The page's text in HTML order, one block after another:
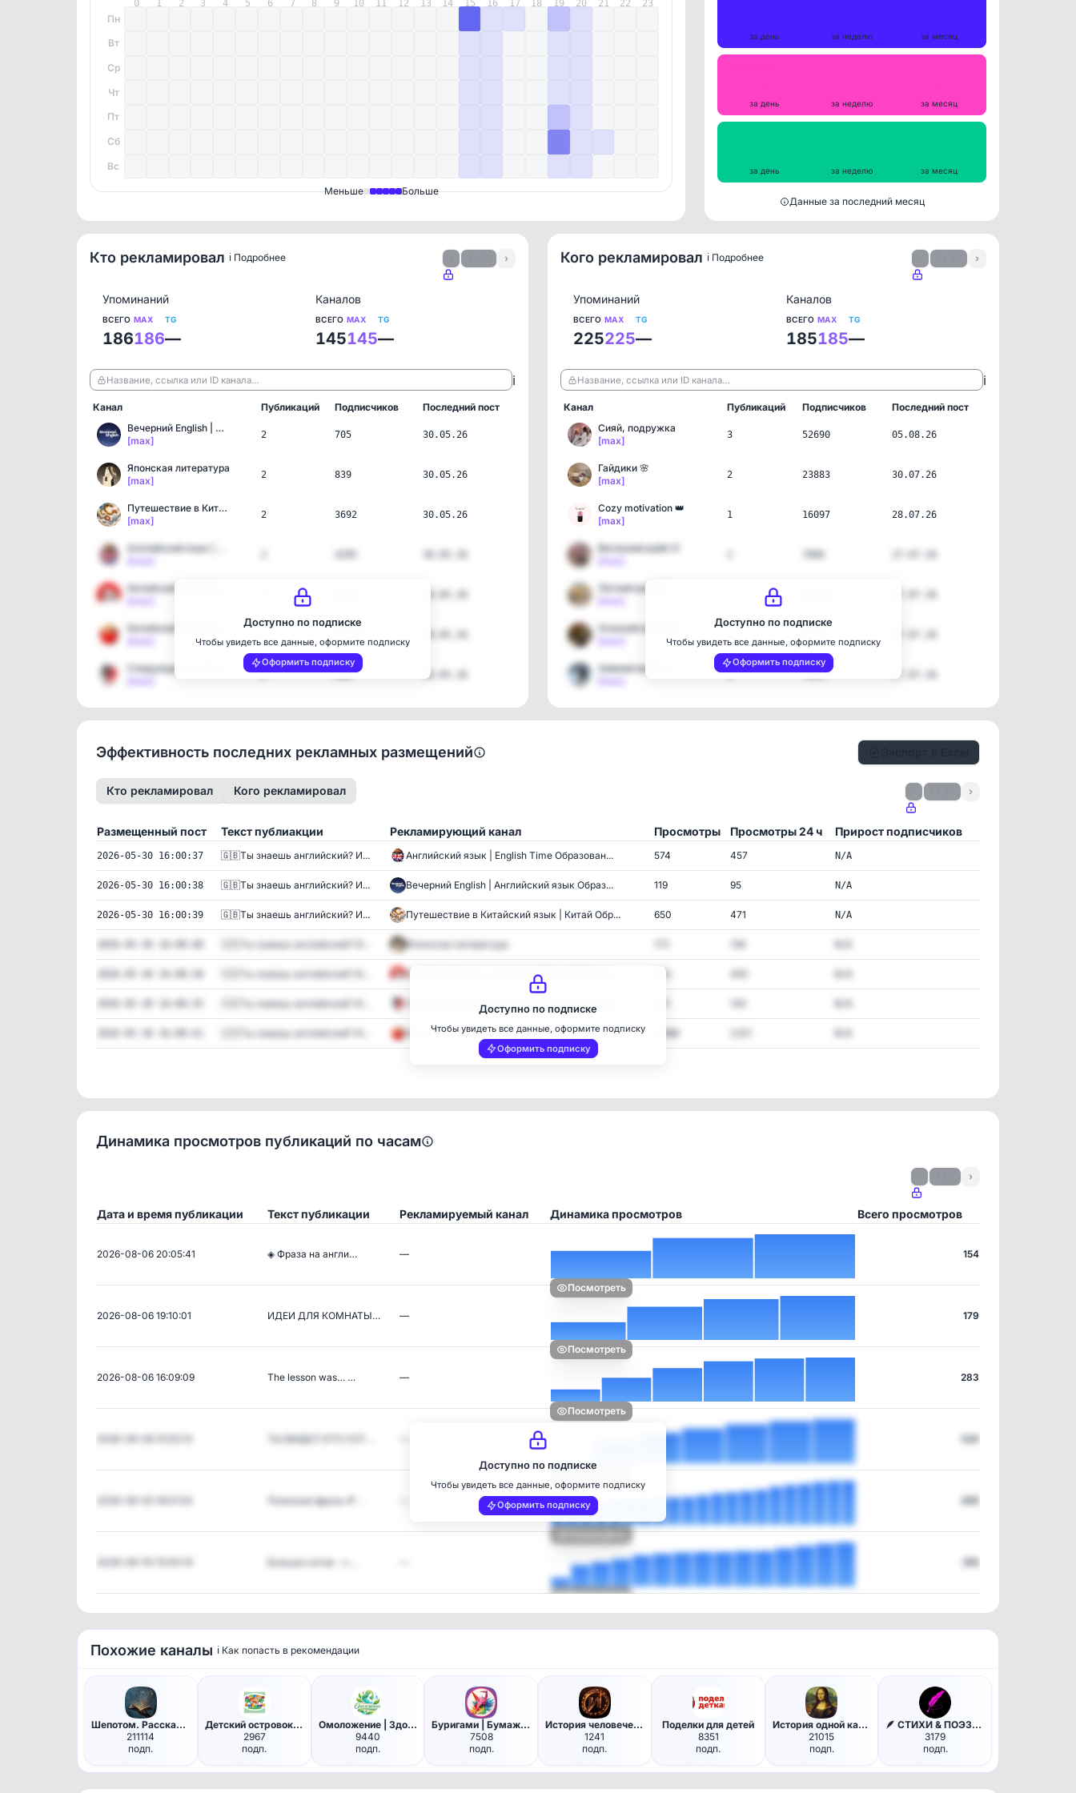
0 1 2 3 4 5 6 7 8 9 10 11 12 13 14 15 16 17 18 19 20 21 22 23
Пн
Вт
Ср
Чт
Пт
Сб
Вс
Меньше Больше
за день за неделю за месяц
за день за неделю за месяц
за день за неделю за месяц
Данные за последний месяц
Кто рекламировал ℹ️ Подробнее ›
Упоминаний
ВСЕГО
186
MAX
186
TG
—
Каналов
ВСЕГО
145
MAX
145
TG
—
Название, ссылка или ID канала… ℹ️
Канал Публикаций Подписчиков
Последний пост
Вечерний English | Англи…
[max]
2 705 30.05.26
Японская литература
[max]
2 839 30.05.26
Путешествие в Китайский …
[max]
2 3692 30.05.26
2 848 30.05.26
Доступно по подписке
Чтобы увидеть все данные, оформите подписку
Оформить подписку
Кого рекламировал ℹ️ Подробнее ›
Упоминаний
ВСЕГО
225
MAX
225
TG
—
Каналов
ВСЕГО
185
MAX
185
TG
—
Название, ссылка или ID канала… ℹ️
Канал Публикаций Подписчиков
Последний пост
Сияй, подружка
[max]
3 52690 05.08.26
Гайдики 🌸
[max]
2 23883 30.07.26
Сozy motivation 👑
[max]
1 16097 28.07.26
Весенний вайб 🌸
Летний вайб ⛱️
Осенний вайб 🍁
Зимний вайб ❄️
2 7591 27.07.26
Доступно по подписке
Чтобы увидеть все данные, оформите подписку
Оформить подписку
Эффективность последних рекламных размещений
Кто рекламировал Кого рекламировал ›
Размещенный пост Текст публиакции Рекламирующий канал Просмотры Просмотры 24 ч Прирост подписчиков
2026-05-30 16:00:37 🇬🇧Ты знаешь английский? И... Английский язык | English Time Образован... 574 457 N/A
2026-05-30 16:00:38 🇬🇧Ты знаешь английский? И... Вечерний English | Английский язык Образ... 119 95 N/A
2026-05-30 16:00:39 🇬🇧Ты знаешь английский? И... Путешествие в Китайский язык | Китай Обр... 650 471 N/A
🇬🇧Ты знаешь английский? И... Японская литература
🇬🇧Ты знаешь английский? И... Китайский язык с китиками | Китай Образо... 625
🇬🇧Ты знаешь английский? И... Следующая остановка - Азия | Восток Обра...
🇬🇧Ты знаешь английский? И... Китайский язык | Китай Образование Самор... 2,898
Доступно по подписке
Чтобы увидеть все данные, оформите подписку
Оформить подписку
Динамика просмотров публикаций по часам
›
Дата и время публикации Текст публикации Рекламируемый канал Динамика просмотров Всего просмотров
2026-08-06 20:05:41 ◈ Фраза на англи… —
Посмотреть
154
2026-08-06 19:10:01 ИДЕИ ДЛЯ КОМНАТЫ… —
Посмотреть
179
2026-08-06 16:09:09 The lesson was… … —
Посмотреть
283
Посмотреть
320
Полезная фраза 💕…
Посмотреть
459
Больше сетов - с…
Посмотреть
255
Доступно по подписке
Чтобы увидеть все данные, оформите подписку
Оформить подписку
Похожие каналы ℹ️ Как попасть в рекомендации
Шепотом. Рассказы.
211114
подп.
Детский островок| Поделки. Иг…
2967
подп.
Омоложение | Здоровье и Долго…
9440
подп.
Буригами | Бумажные поделки О…
7508
подп.
История человечества
1241
подп.
Поделки для детей
8351
подп.
История одной картины | Искус…
21015
подп.
🪶 СТИХИ & ПОЭЗИЯ
3179
подп.